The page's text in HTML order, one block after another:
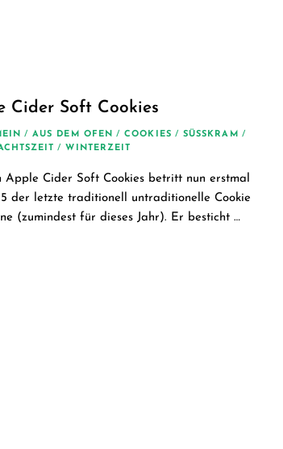
Cider Soft Cookies
/ AUS DEM OFEN / COOKIES / SÜSSKRAM
/
/ WINTERZEIT
Apple Cider Soft Cookies betritt nun erstmal
der letzte traditionell untraditionelle Cookie
(zumindest für dieses Jahr). Er besticht …